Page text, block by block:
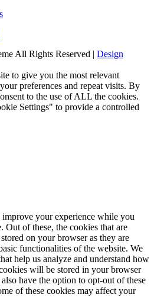
All Rights Reserved | Design
to give you the most relevant
preferences and repeat visits. By
to the use of ALL the cookies.
Settings" to provide a controlled
your experience while you
Out of these, the cookies that are
on your browser as they are
functionalities of the website. We
help us analyze and understand how
will be stored in your browser
have the option to opt-out of these
of these cookies may affect your